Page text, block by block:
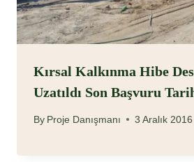
Kırsal Kalkınma Hibe
Uzatıldı Son Başvuru
By Proje Danışmanı 3 Aralık 2016